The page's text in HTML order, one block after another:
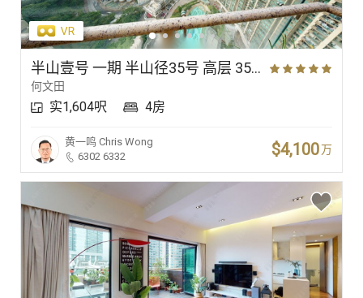
半山壹号 一期 半山径35号 高层 35室
何文田
实1,604呎 4房
黄一鸣 Chris Wong
6302 6332
$4,100万